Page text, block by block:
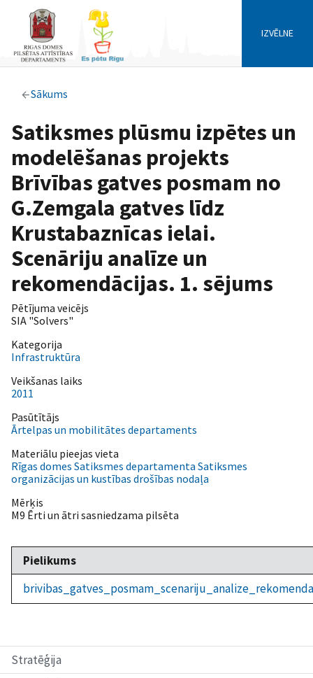
IZVĒLNE
Sākums
Stratēģija
Satiksmes plūsmu izpētes un
modelēšanas projekts
Brīvības gatves posmam no
G.Zemgala gatves līdz
Krustabaznīcas ielai.
Scenāriju analīze un
rekomendācijas. 1. sējums
Pētījuma veicējs
SIA "Solvers"
Kategorija
Infrastruktūra
Veikšanas laiks
2011
Pasūtītājs
Ārtelpas un mobilitātes departaments
Materiālu pieejas vieta
Rīgas domes Satiksmes departamenta Satiksmes
organizācijas un kustības drošības nodaļa
Mērķis
M9 Ērti un ātri sasniedzama pilsēta
Pielikums